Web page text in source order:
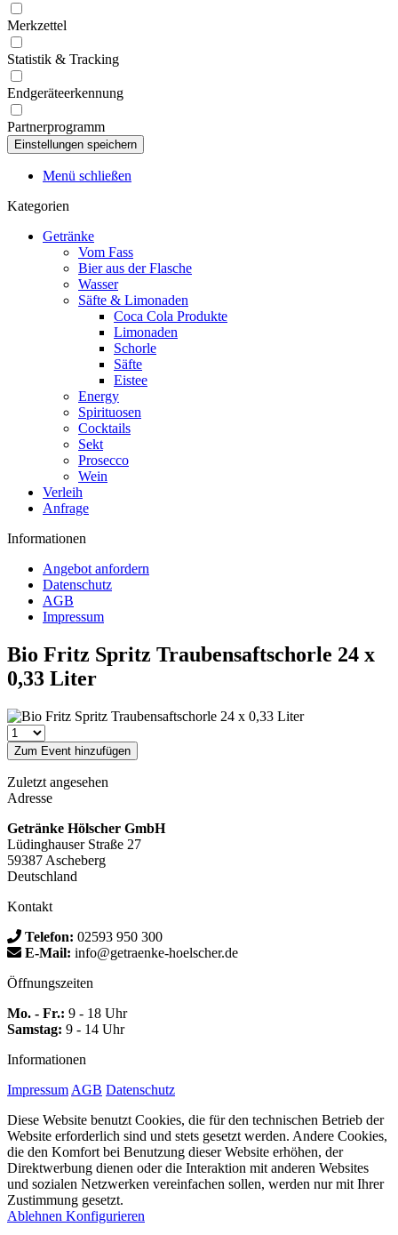
Merkzettel
Statistik & Tracking
Endgeräteerkennung
Partnerprogramm
Menü schließen
Kategorien
Getränke
Vom Fass
Bier aus der Flasche
Wasser
Säfte & Limonaden
Coca Cola Produkte
Limonaden
Schorle
Säfte
Eistee
Energy
Spirituosen
Cocktails
Sekt
Prosecco
Wein
Verleih
Anfrage
Informationen
Angebot anfordern
Datenschutz
AGB
Impressum
Bio Fritz Spritz Traubensaftschorle 24 x
0,33 Liter
Zum Event hinzufügen
Zuletzt angesehen
Adresse
Getränke Hölscher GmbH
Lüdinghauser Straße 27
59387 Ascheberg
Deutschland
Kontakt
Telefon: 02593 950 300
E-Mail: info@getraenke-hoelscher.de
Öffnungszeiten
Mo. - Fr.: 9 - 18 Uhr
Samstag: 9 - 14 Uhr
Informationen
Impressum AGB Datenschutz
Diese Website benutzt Cookies, die für den technischen Betrieb der
Website erforderlich sind und stets gesetzt werden. Andere Cookies,
die den Komfort bei Benutzung dieser Website erhöhen, der
Direktwerbung dienen oder die Interaktion mit anderen Websites
und sozialen Netzwerken vereinfachen sollen, werden nur mit Ihrer
Zustimmung gesetzt.
Ablehnen Konfigurieren